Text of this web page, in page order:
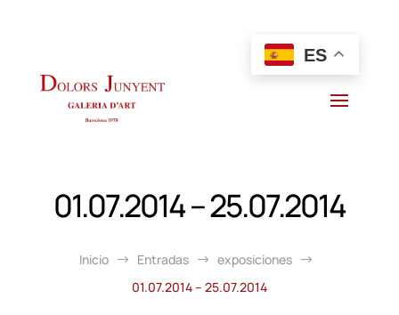
ES
01.07.2014 – 25.07.2014
Inicio $ Entradas $ exposiciones $
01.07.2014 – 25.07.2014